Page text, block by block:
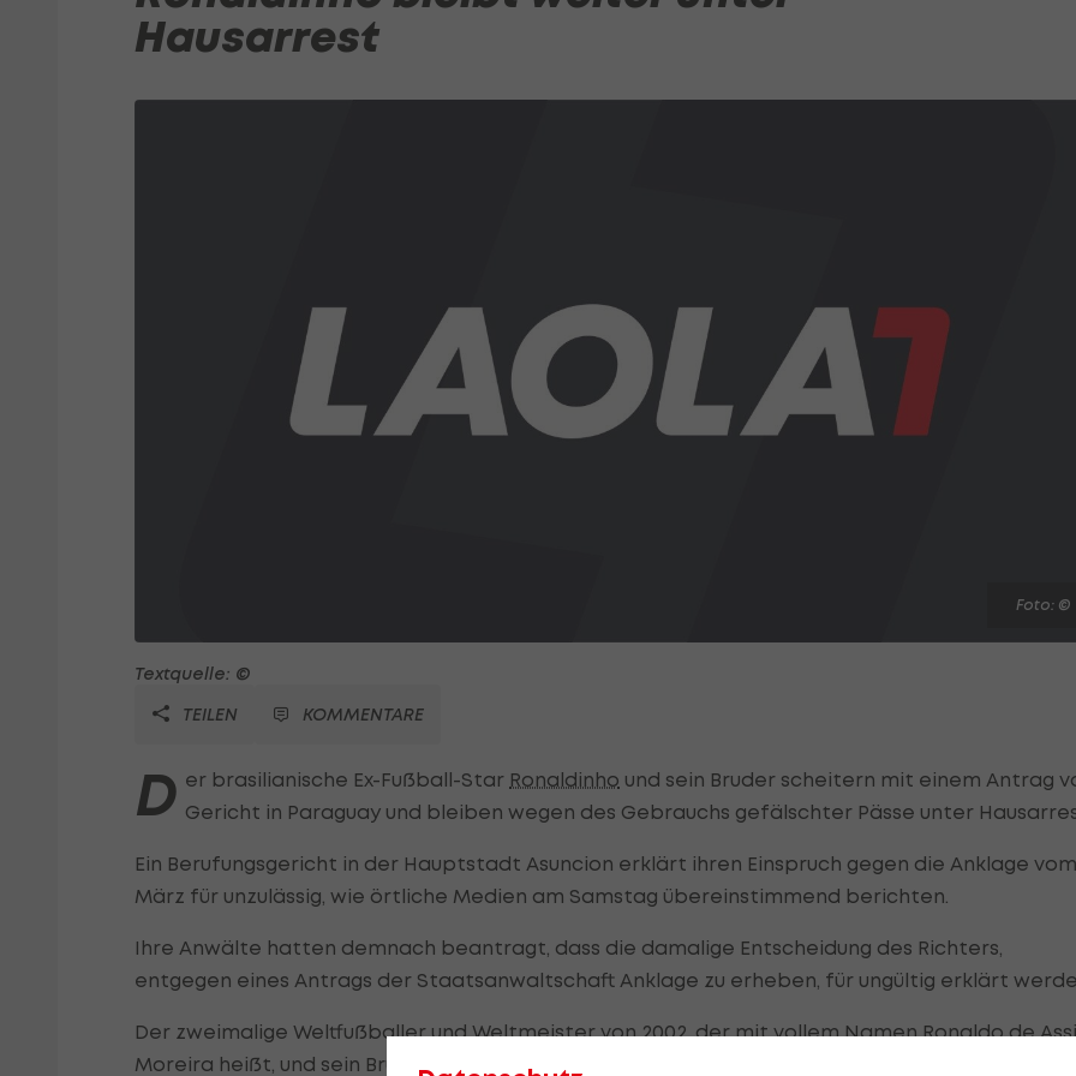
Hausarrest
Foto: ©
Textquelle: ©
TEILEN
KOMMENTARE
D er brasilianische Ex-Fußball-Star Ronaldinho und sein Bruder scheitern mit einem Antrag
Gericht in Paraguay und bleiben wegen des Gebrauchs gefälschter Pässe unter
Ein Berufungsgericht in der Hauptstadt Asuncion erklärt ihren Einspruch gegen die Anklage vom
März für unzulässig, wie örtliche Medien am Samstag übereinstimmend berichten.
Ihre Anwälte hatten demnach beantragt, dass die damalige Entscheidung des Richters,
entgegen eines Antrags der Staatsanwaltschaft Anklage zu erheben, für ungültig erklärt
Der zweimalige Weltfußballer und Weltmeister von 2002, der mit vollem Namen Ronaldo de
Moreira heißt, und sein Bruder Roberto waren kurz nach ihrer Einreise nach Paraguay Anfang